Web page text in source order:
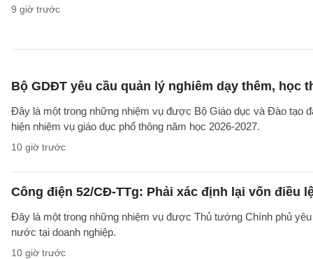
9 giờ trước
Bộ GDĐT yêu cầu quản lý nghiêm dạy thêm, học
Đây là một trong những nhiệm vụ được Bộ Giáo dục và Đào tạo
hiện nhiệm vụ giáo dục phổ thông năm học 2026-2027.
10 giờ trước
Công điện 52/CĐ-TTg: Phải xác định lại vốn điều
Đây là một trong những nhiệm vụ được Thủ tướng Chính phủ
nước tại doanh nghiệp.
10 giờ trước